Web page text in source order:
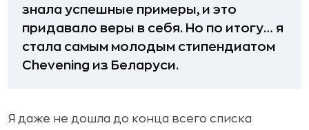
знала успешные примеры, и это
придавало веры в себя. Но по итогу… я
стала самым молодым стипендиатом
Chevening из Беларуси.
Я даже не дошла до конца всего списка